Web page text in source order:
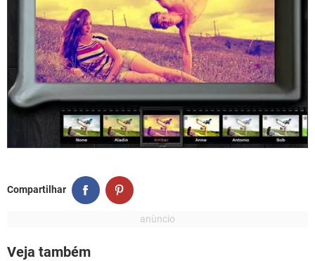
Compartilhar
Veja também